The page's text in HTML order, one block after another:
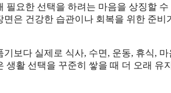
요한 선택을 하려는 마음을 상징할
은 건강한 습관이나 회복을 위한 준비
보다 실제로 식사, 수면, 운동, 휴식,
활 선택을 꾸준히 쌓을 때 더 오래 유